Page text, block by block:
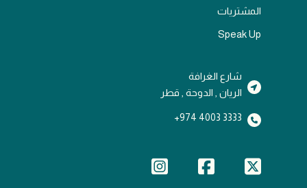
المشتريات
Speak Up
شارع الغرافة
الريان , الدوحة , قطر
3333 4003 974+